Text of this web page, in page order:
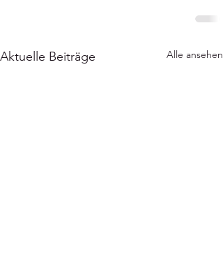
Aktuelle Beiträge Alle ansehen